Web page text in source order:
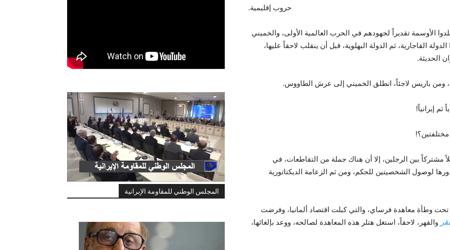
المجلس الوطني للمقاومة الإيرانية
حروب إقليمية.
الأوسمة تقديراً لجهودهم في الحرب العالمية الأولى، والخميني
القاجارية، ثم الدولة البهلوية، قبل أن ينقلب لاحقاً عليها،
الحديثة.
ومن باريس لاجئاً، انطلق الخميني إلى عرش الطاووس.
إيرانياً!
مشتركاً بين الرجلين، إلا أن هناك جملة من التقاطعات، في
لوصول الشخصيتين للحكم، ومن ثم الزعامة الديكتاتورية
تحت وطأة معاهدة فرساي، والتي كبلت اقتصاد ألمانيا، وفرضت
والقهر، لاحقاً، استغل هتلر هذه المعاهدة لصالحه، ووعد بإلغائها،